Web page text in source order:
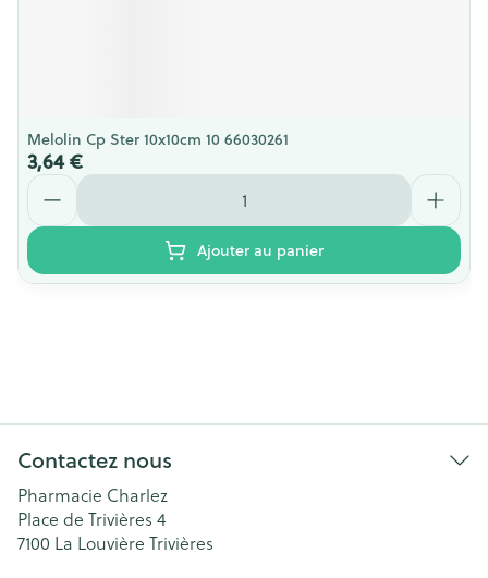
Melolin Cp Ster 10x10cm 10 66030261
3,64 €
Quantité
Ajouter au panier
Contactez nous
Pharmacie Charlez
Place de Trivières 4
7100 La Louvière Trivières